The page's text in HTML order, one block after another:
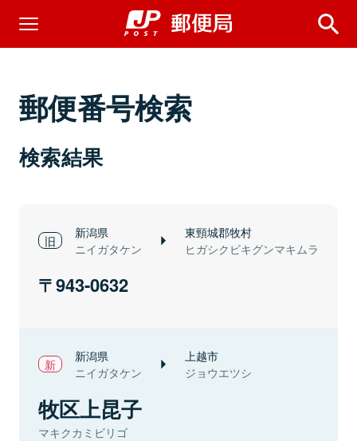
郵便番号検索
検索結果
新潟県
ニイガタケン
東頸城郡牧村
ヒガシクビキグンマキムラ
943-0632
新潟県
ニイガタケン
上越市
ジョウエツシ
牧区上昆子
マキクカミビリゴ